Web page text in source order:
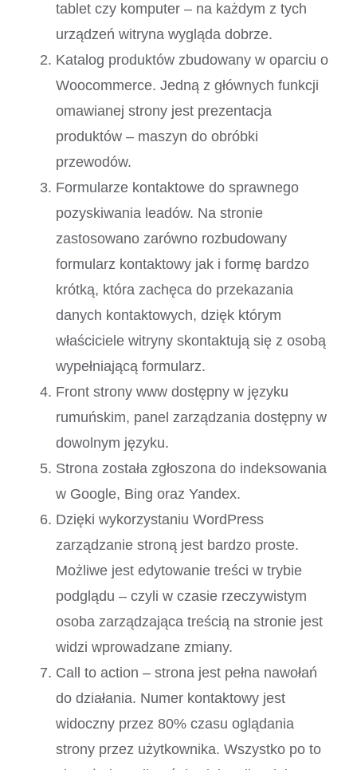
tablet czy komputer – na każdym z tych
urządzeń witryna wygląda dobrze.
Katalog produktów zbudowany w oparciu o
Woocommerce. Jedną z głównych funkcji
omawianej strony jest prezentacja
produktów – maszyn do obróbki
przewodów.
Formularze kontaktowe do sprawnego
pozyskiwania leadów. Na stronie
zastosowano zarówno rozbudowany
formularz kontaktowy jak i formę bardzo
krótką, która zachęca do przekazania
danych kontaktowych, dzięk którym
właściciele witryny skontaktują się z osobą
wypełniającą formularz.
Front strony www dostępny w języku
rumuńskim, panel zarządzania dostępny w
dowolnym języku.
Strona została zgłoszona do indeksowania
w Google, Bing oraz Yandex.
Dzięki wykorzystaniu WordPress
zarządzanie stroną jest bardzo proste.
Możliwe jest edytowanie treści w trybie
podglądu – czyli w czasie rzeczywistym
osoba zarządzająca treścią na stronie jest
widzi wprowadzane zmiany.
Call to action – strona jest pełna nawołań
do działania. Numer kontaktowy jest
widoczny przez 80% czasu oglądania
strony przez użytkownika. Wszystko po to